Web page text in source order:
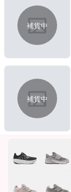
補貨中
補貨中